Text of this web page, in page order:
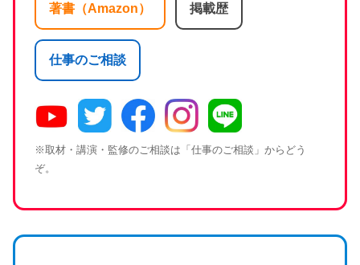
著書（Amazon） 掲載歴
仕事のご相談
※取材・講演・監修のご相談は「仕事のご相談」からどう
ぞ。